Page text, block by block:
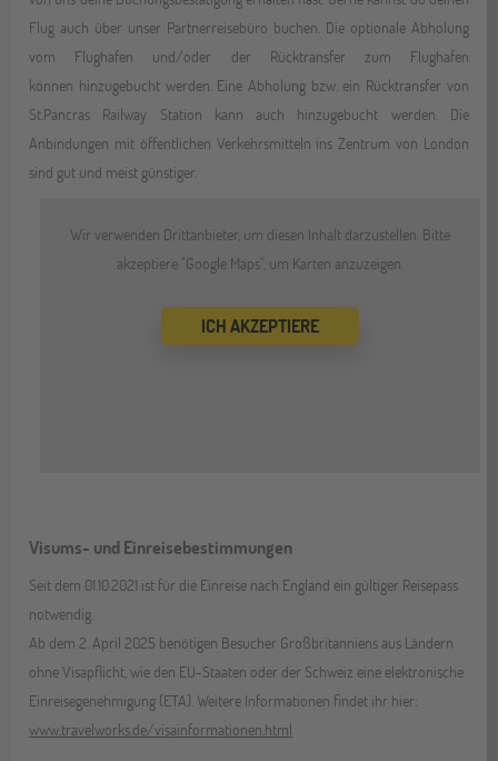
Flug auch über unser Partnerreisebüro buchen. Die optionale Abholung
vom Flughafen und/oder der Rücktransfer zum Flughafen
können hinzugebucht werden. Eine Abholung bzw. ein Rücktransfer von
St.Pancras Railway Station kann auch hinzugebucht werden. Die
Anbindungen mit öffentlichen Verkehrsmitteln ins Zentrum von London
sind gut und meist günstiger.
Wir verwenden Drittanbieter, um diesen Inhalt darzustellen. Bitte
akzeptiere "Google Maps", um Karten anzuzeigen.
ICH AKZEPTIERE
Visums- und Einreisebestimmungen
Seit dem 01.10.2021 ist für die Einreise nach England ein gültiger Reisepass
notwendig.
Ab dem 2. April 2025 benötigen Besucher Großbritanniens aus Ländern
ohne Visapflicht, wie den EU-Staaten oder der Schweiz eine elektronische
Einreisegenehmigung (ETA). Weitere Informationen findet ihr hier:
www.travelworks.de/visainformationen.html